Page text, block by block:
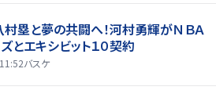
村塁と夢の共闘へ！河村勇輝がＮＢＡ
とエキシビット１０契約
バスケ